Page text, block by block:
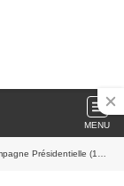
MENU
(19 Avril 2022)